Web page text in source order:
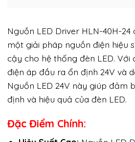
Nguồn LED Driver HLN-40H-24
một giải pháp nguồn điện hiệu
cậy cho hệ thống đèn LED. Với
điện áp đầu ra ổn định 24V và
Nguồn LED 24V này giúp đảm
định và hiệu quả của đèn LED.
Đặc Điểm Chính: